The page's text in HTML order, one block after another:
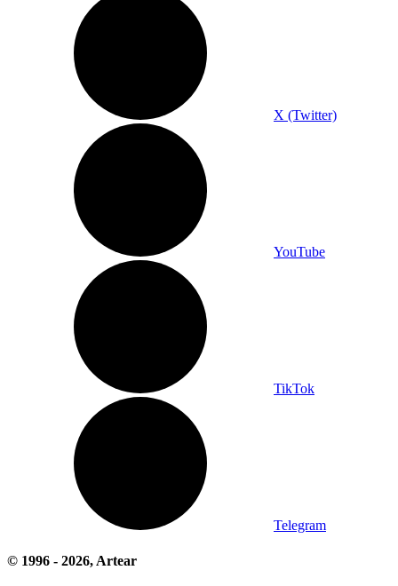
X (Twitter)
YouTube
TikTok
Telegram
© 1996 - 2026, Artear